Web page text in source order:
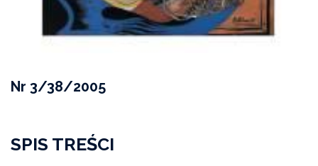
Nr 3/38/2005
SPIS TREŚCI